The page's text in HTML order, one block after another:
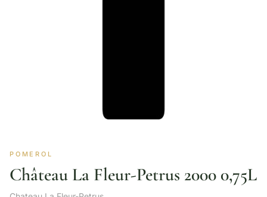
POMEROL
Château La Fleur-Petrus 2000 0,75L